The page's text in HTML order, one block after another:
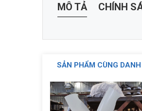
MÔ TẢ CHÍNH
SẢN PHẨM CÙNG